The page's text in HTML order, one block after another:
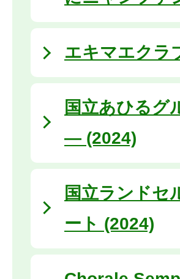
エキマエクラ
国立あひる
― (2024)
国立ランドセ
ート (2024)